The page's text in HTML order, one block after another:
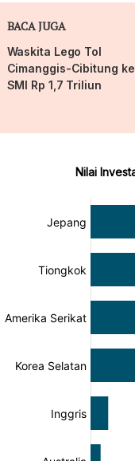
BACA JUGA
Waskita Lego Tol
Cimanggis-Cibitung ke
SMI Rp 1,7 Triliun